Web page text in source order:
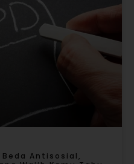
Beda Antisosial,